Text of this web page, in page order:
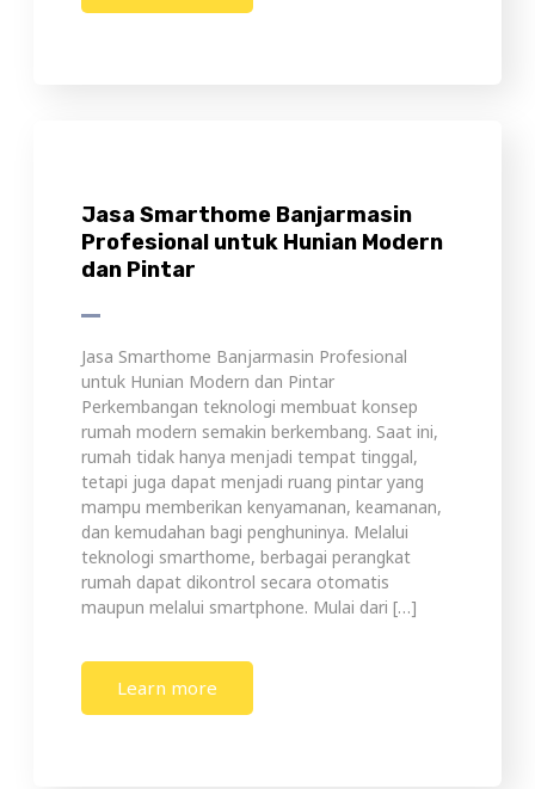
Jasa Smarthome Banjarmasin
Profesional untuk Hunian Modern
dan Pintar
Jasa Smarthome Banjarmasin Profesional
untuk Hunian Modern dan Pintar
Perkembangan teknologi membuat konsep
rumah modern semakin berkembang. Saat ini,
rumah tidak hanya menjadi tempat tinggal,
tetapi juga dapat menjadi ruang pintar yang
mampu memberikan kenyamanan, keamanan,
dan kemudahan bagi penghuninya. Melalui
teknologi smarthome, berbagai perangkat
rumah dapat dikontrol secara otomatis
maupun melalui smartphone. Mulai dari […]
Learn more